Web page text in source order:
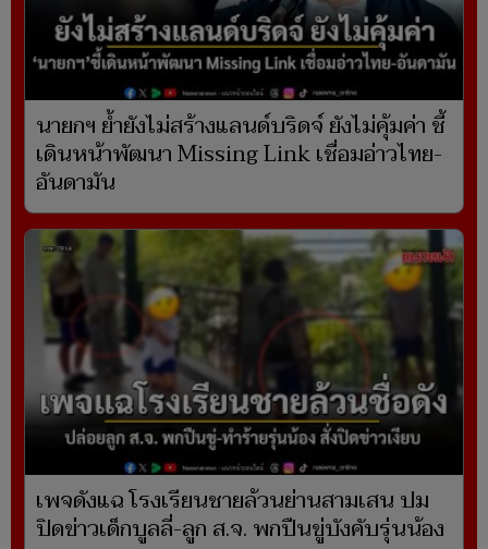
นายกฯ ย้ำยังไม่สร้างแลนด์บริดจ์ ยังไม่คุ้มค่า ชี้
เดินหน้าพัฒนา Missing Link เชื่อมอ่าวไทย-
อันดามัน
เพจดังแฉ โรงเรียนชายล้วนย่านสามเสน ปม
ปิดข่าวเด็กบูลลี่-ลูก ส.จ. พกปืนขู่บังคับรุ่นน้อง